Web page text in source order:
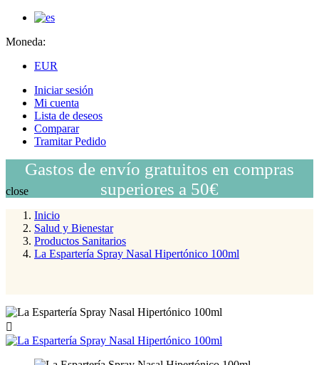
Moneda:
EUR
Iniciar sesión
Mi cuenta
Lista de deseos
Comparar
Tramitar Pedido
Gastos de envío gratuitos en compras
superiores a 50€
close
Inicio
Salud y Bienestar
Productos Sanitarios
La Espartería Spray Nasal Hipertónico 100ml
